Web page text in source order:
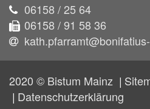
06158 / 25 64
06158 / 91 58 36
2020 © Bistum Mainz
Datenschutzerklärung